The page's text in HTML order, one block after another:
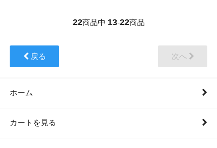
22商品中 13-22商品
戻る 次へ
ホーム
カートを見る